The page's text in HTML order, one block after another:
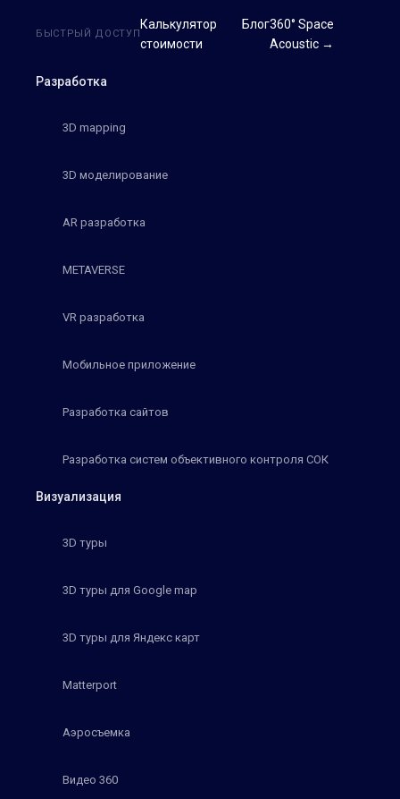
Разработка
3D mapping
3D моделирование
AR разработка
METAVERSE
VR разработка
Мобильное приложение
Разработка сайтов
Разработка систем объективного контроля СОК
Визуализация
3D туры
3D туры для Google map
3D туры для Яндекс карт
Matterport
Аэросъемка
Видео 360
БЫСТРЫЙ ДОСТУП
Калькулятор
стоимости
Блог360° Space
Acoustic →